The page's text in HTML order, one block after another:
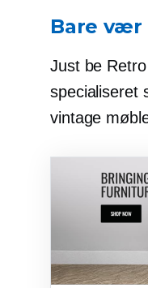
Bare vær
Just be
specialiseret
vintage